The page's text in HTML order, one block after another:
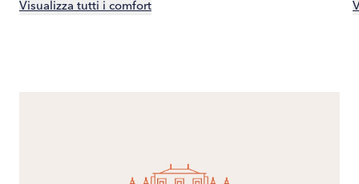
Visualizza tutti i comfort